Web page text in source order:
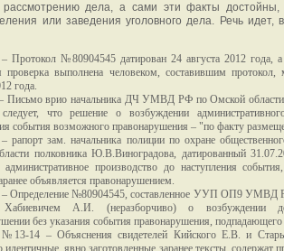
рассмотрению дела, а сами эти факты достойны,
или заведения уголовного дела. Речь идет,
№80904545 датирован 24 августа 2012 года, а
проверка выполнена человеком, составившим
года.
Письмо врио начальника ДЧ УМВД РФ по Омской области
следует, что решение о возбуждении
события возможного правонарушения – "по факту
рапорт зам. начальника полиции по охране
полковника Ю.В.Виноградова, датированный
административное производство до наступления
объявляется правонарушением.
Определение №80904545, составленное УУП ОП9 УМВД
А.И. (неразборчиво) о возбуждении
без указания события правонарушения,
14 – Объяснения свидетелей Кийского Е.В. и
идентичные, явно заготовленные заранее тексты, содержат